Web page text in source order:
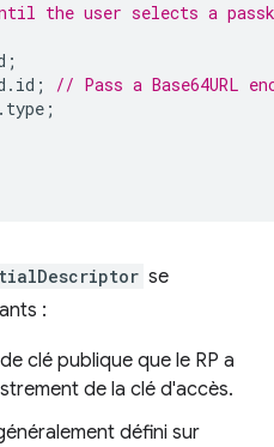
the user selects a
;
. id ;
// Pass a Base64URL
. type ;
se
:
clé publique que le RP a
de la clé d'accès.
défini sur